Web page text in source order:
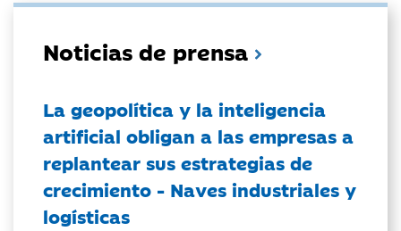
Noticias de prensa
La geopolítica y la inteligencia
artificial obligan a las empresas a
replantear sus estrategias de
crecimiento - Naves industriales y
logísticas